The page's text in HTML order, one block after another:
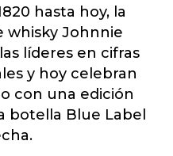
hasta hoy, la
whisky Johnnie
líderes en cifras
y hoy celebran
con una edición
botella Blue Label